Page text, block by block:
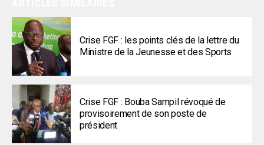
Crise FGF : les points clés de la lettre du
Ministre de la Jeunesse et des Sports
Crise FGF : Bouba Sampil révoqué de
provisoirement de son poste de
président